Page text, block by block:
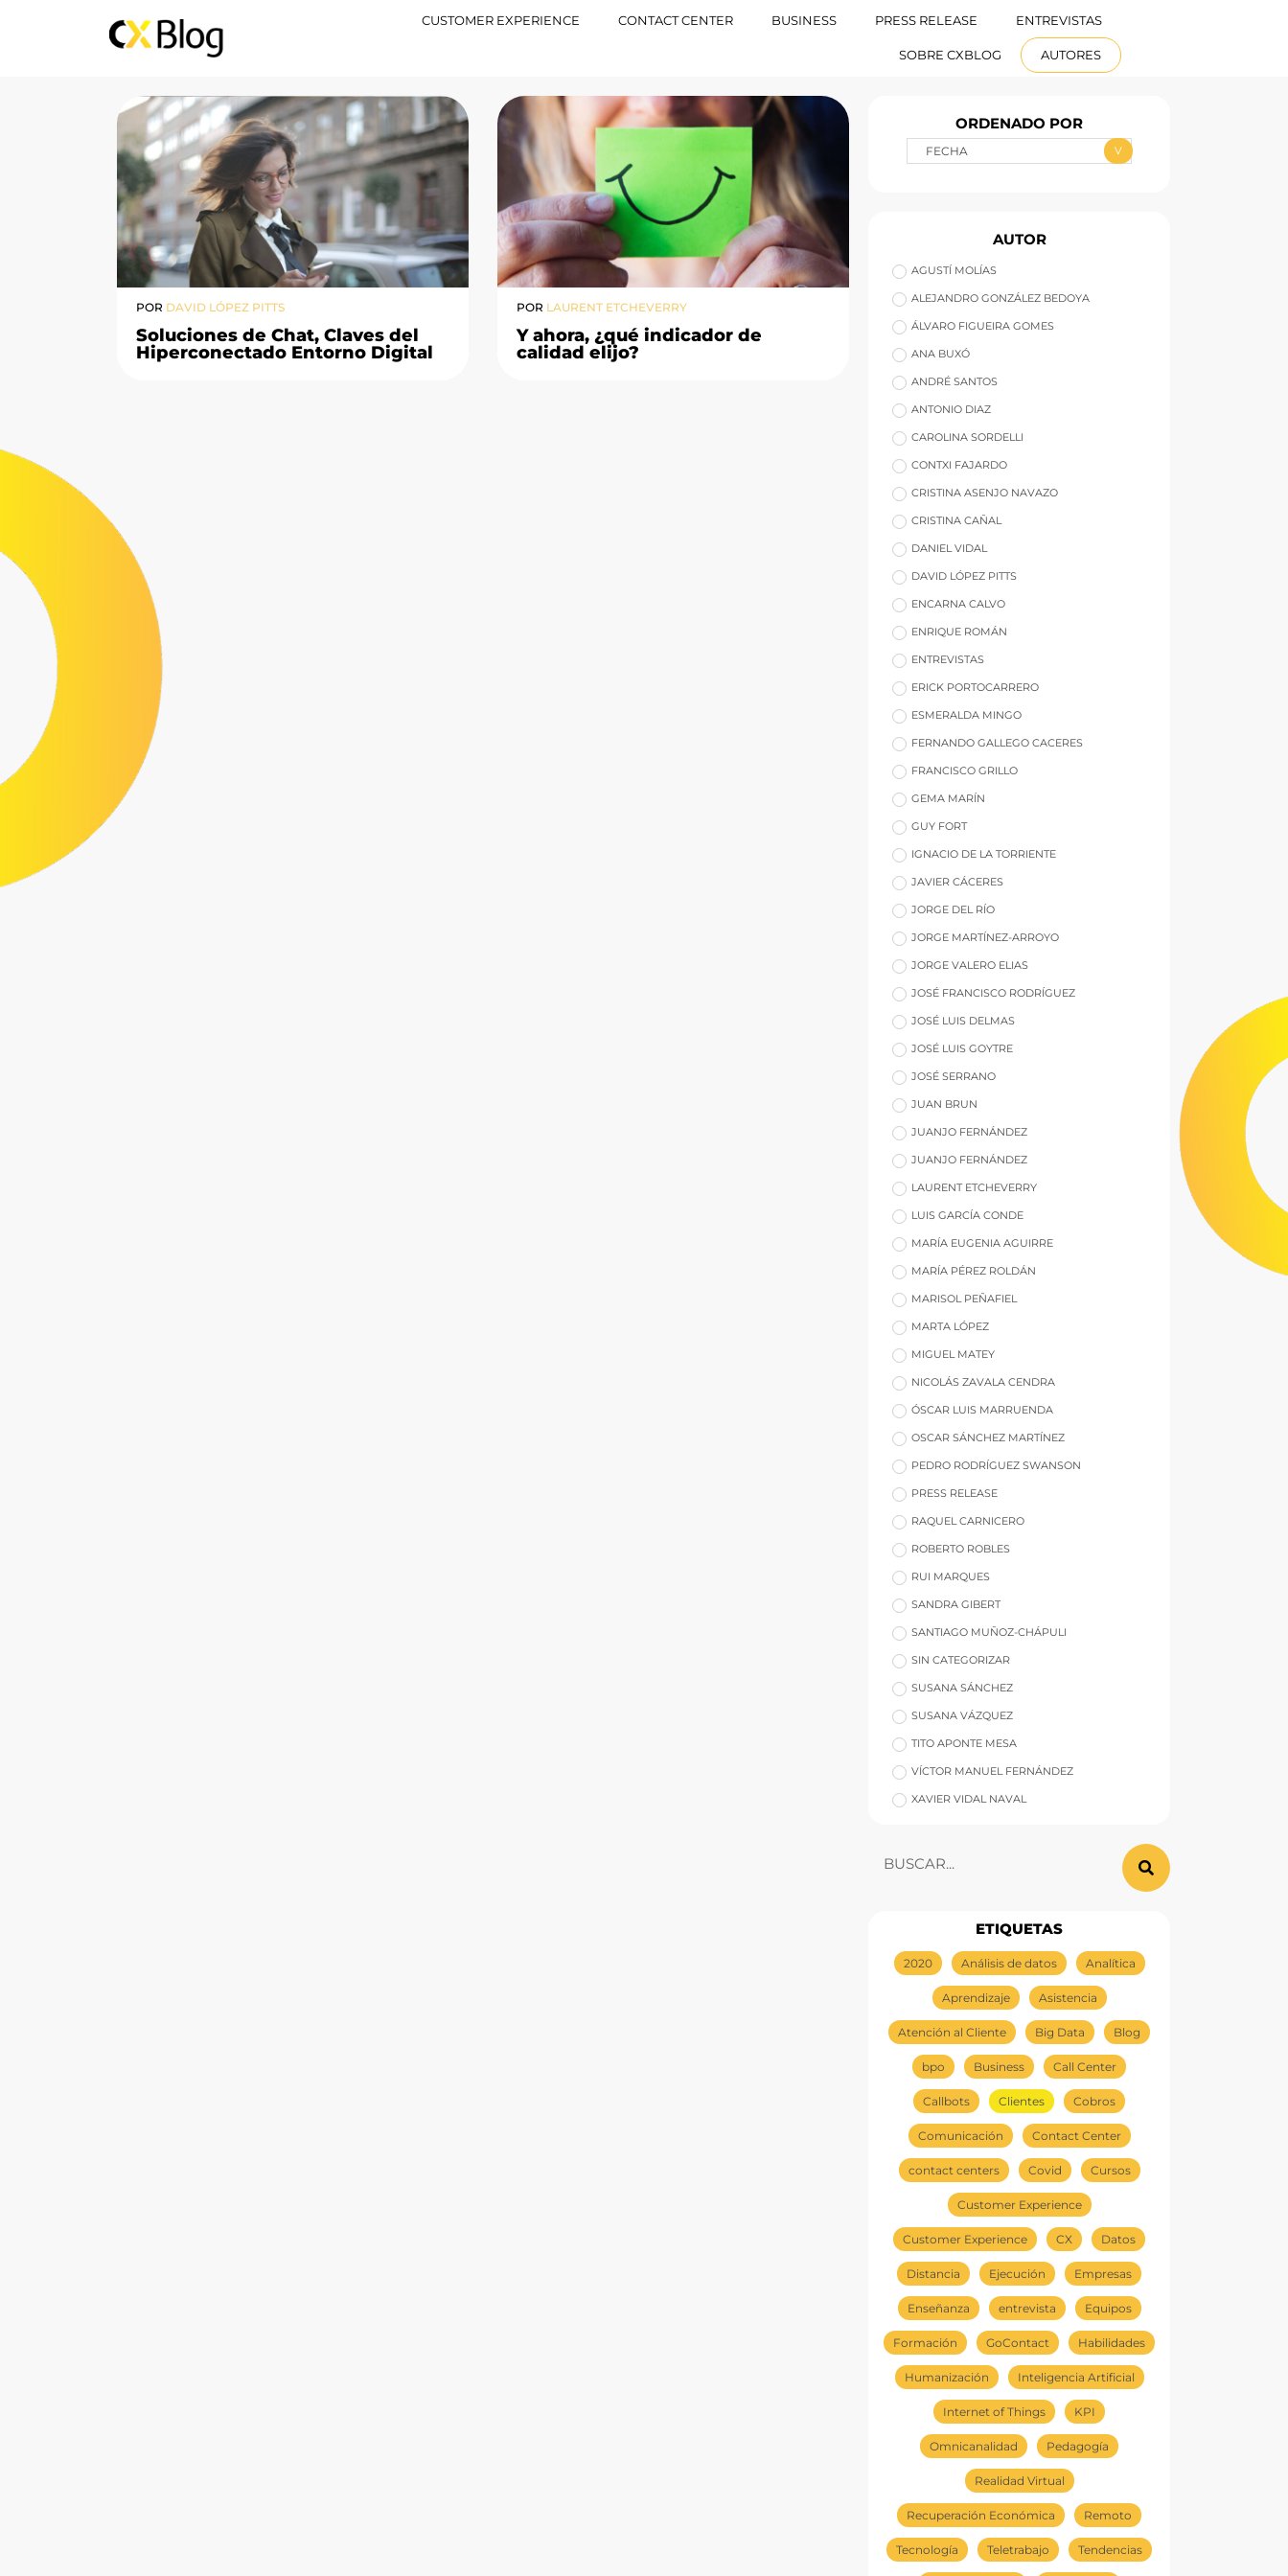
CUSTOMER EXPERIENCE CONTACT CENTER BUSINESS PRESS RELEASE ENTREVISTAS
SOBRE CXBLOG AUTORES
POR DAVID LÓPEZ PITTS
Soluciones de Chat, Claves del
Hiperconectado Entorno Digital
POR LAURENT ETCHEVERRY
Y ahora, ¿qué indicador de
calidad elijo?
ORDENADO POR
AUTOR
AGUSTÍ MOLÍAS
ALEJANDRO GONZÁLEZ BEDOYA
ÁLVARO FIGUEIRA GOMES
ANA BUXÓ
ANDRÉ SANTOS
ANTONIO DIAZ
CAROLINA SORDELLI
CONTXI FAJARDO
CRISTINA ASENJO NAVAZO
CRISTINA CAÑAL
DANIEL VIDAL
DAVID LÓPEZ PITTS
ENCARNA CALVO
ENRIQUE ROMÁN
ENTREVISTAS
ERICK PORTOCARRERO
ESMERALDA MINGO
FERNANDO GALLEGO CACERES
FRANCISCO GRILLO
GEMA MARÍN
GUY FORT
IGNACIO DE LA TORRIENTE
JAVIER CÁCERES
JORGE DEL RÍO
JORGE MARTÍNEZ-ARROYO
JORGE VALERO ELIAS
JOSÉ FRANCISCO RODRÍGUEZ
JOSÉ LUIS DELMAS
JOSÉ LUIS GOYTRE
JOSÉ SERRANO
JUAN BRUN
JUANJO FERNÁNDEZ
JUANJO FERNÁNDEZ
LAURENT ETCHEVERRY
LUIS GARCÍA CONDE
MARÍA EUGENIA AGUIRRE
MARÍA PÉREZ ROLDÁN
MARISOL PEÑAFIEL
MARTA LÓPEZ
MIGUEL MATEY
NICOLÁS ZAVALA CENDRA
ÓSCAR LUIS MARRUENDA
OSCAR SÁNCHEZ MARTÍNEZ
PEDRO RODRÍGUEZ SWANSON
PRESS RELEASE
RAQUEL CARNICERO
ROBERTO ROBLES
RUI MARQUES
SANDRA GIBERT
SANTIAGO MUÑOZ-CHÁPULI
SIN CATEGORIZAR
SUSANA SÁNCHEZ
SUSANA VÁZQUEZ
TITO APONTE MESA
VÍCTOR MANUEL FERNÁNDEZ
XAVIER VIDAL NAVAL
ETIQUETAS
2020 Análisis de datos Analítica
Aprendizaje Asistencia
Atención al Cliente Big Data Blog
bpo Business Call Center
Callbots Clientes Cobros
Comunicación Contact Center
contact centers Covid Cursos
Customer Experience
Customer Experience CX Datos
Distancia Ejecución Empresas
Enseñanza entrevista Equipos
Formación GoContact Habilidades
Humanización Inteligencia Artificial
Internet of Things KPI
Omnicanalidad Pedagogía
Realidad Virtual
Recuperación Económica Remoto
Tecnología Teletrabajo Tendencias